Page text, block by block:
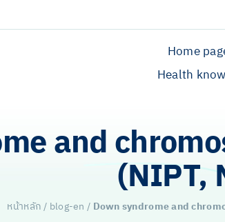
Home
Health
and
(NIPT,
หน้าหลัก/ blog-en / Down syndrome and